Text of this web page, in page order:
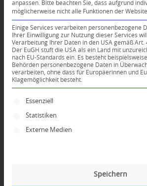
SUPPE
Entspannung und
Mittagspause
donnerstags, 12:15 –
mit der buddhistischen
Kelsang Norwang
Sie brauchen eine kurze
Mittagsmeditation mit der
restlichen Tag zu starten!
anpassen.
Bitte beachten Sie, dass aufgrund
möglicherweise nicht alle Funktionen der
Einige Services verarbeiten personenbezogene
Ihrer Einwilligung zur Nutzung dieser Services
Verarbeitung Ihrer Daten in den USA gemäß Art.
Der EuGH stuft die USA als ein Land mit
nach EU-Standards ein. Es besteht
Behörden personenbezogene Daten in
verarbeiten, ohne dass für Europäerinnen und
Klagemöglichkeit besteht.
Es folgt eine Liste der Service-
Essenziell
Statistiken
Externe Medien
Speichern